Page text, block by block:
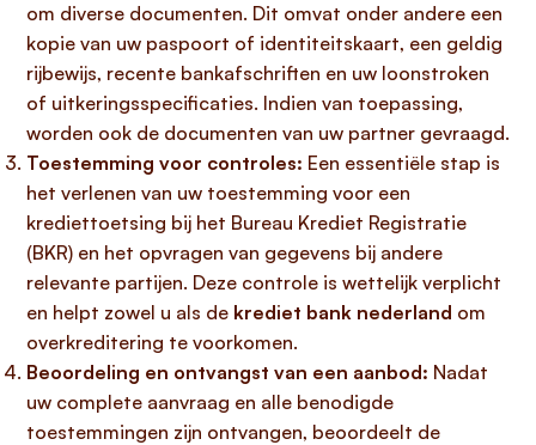
om diverse documenten. Dit omvat onder andere een
kopie van uw paspoort of identiteitskaart, een geldig
rijbewijs, recente bankafschriften en uw loonstroken
of uitkeringsspecificaties. Indien van toepassing,
worden ook de documenten van uw partner gevraagd.
Toestemming voor controles: Een essentiële stap is
het verlenen van uw toestemming voor een
krediettoetsing bij het Bureau Krediet Registratie
(BKR) en het opvragen van gegevens bij andere
relevante partijen. Deze controle is wettelijk verplicht
en helpt zowel u als de krediet bank nederland om
overkreditering te voorkomen.
Beoordeling en ontvangst van een aanbod: Nadat
uw complete aanvraag en alle benodigde
toestemmingen zijn ontvangen, beoordeelt de